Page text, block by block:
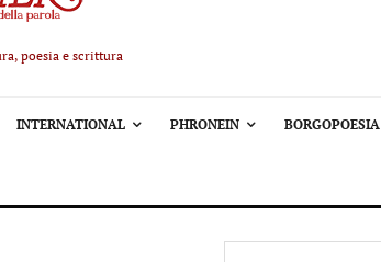
poesia e scrittura
INTERNATIONAL PHRONEIN BORGOPOESIA